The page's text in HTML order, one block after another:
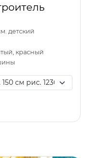
детский
красный